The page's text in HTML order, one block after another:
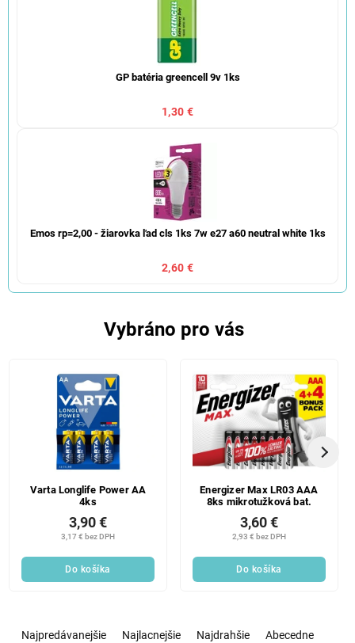
GP batéria greencell 9v 1ks
1,30 €
Emos rp=2,00 - žiarovka ľad cls 1ks 7w e27 a60 neutral white 1ks
2,60 €
Vybráno pro vás
Varta Longlife Power AA
4ks
3,17 € bez DPH
3,90 €
Do košíka
Energizer Max LR03 AAA
8ks mikrotužková bat.
2,93 € bez DPH
3,60 €
Do košíka
Najpredávanejšie Najlacnejšie Najdrahšie Abecedne